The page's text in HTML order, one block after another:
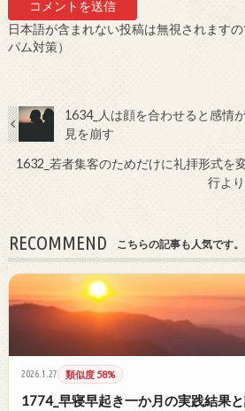
日本語が含まれない投稿は無視されます
パム対策）
1634_人は顔を合わせると感情
見を崩す
1632_若者集客のためだけに礼拝形式を
行よ
RECOMMEND こちらの記事も人気です。
2026.1.27 類似度 58%
1774_早寝早起き一か月の実践結果